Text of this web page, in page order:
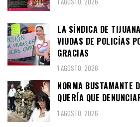
LA SÍNDICA DE
VIUDAS DE POLICÍAS
GRACIAS
1 AGOSTO, 2026
NORMA BUSTAMANTE
QUERÍA QUE
1 AGOSTO, 2026